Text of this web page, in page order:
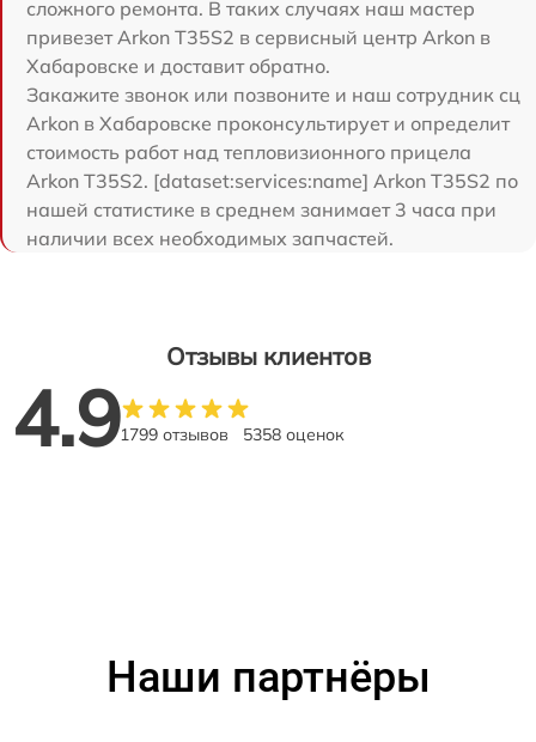
сложного ремонта. В таких случаях наш мастер
привезет Arkon T35S2 в сервисный центр Arkon в
Хабаровске и доставит обратно.
Закажите звонок или позвоните и наш сотрудник сц
Arkon в Хабаровске проконсультирует и определит
стоимость работ над тепловизионного прицела
Arkon T35S2. [dataset:services:name] Arkon T35S2 по
нашей статистике в среднем занимает 3 часа при
наличии всех необходимых запчастей.
Отзывы клиентов
4.91799 отзывов 5358 оценок
Наши партнёры